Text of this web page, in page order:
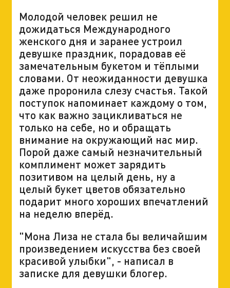
Молодой человек решил не
дожидаться Международного
женского дня и заранее устроил
девушке праздник, порадовав её
замечательным букетом и тёплыми
словами. От неожиданности девушка
даже проронила слезу счастья. Такой
поступок напоминает каждому о том,
что как важно зацикливаться не
только на себе, но и обращать
внимание на окружающий нас мир.
Порой даже самый незначительный
комплимент может зарядить
позитивом на целый день, ну а
целый букет цветов обязательно
подарит много хороших впечатлений
на неделю вперёд.
"Мона Лиза не стала бы величайшим
произведением искусства без своей
красивой улыбки", - написал в
записке для девушки блогер.